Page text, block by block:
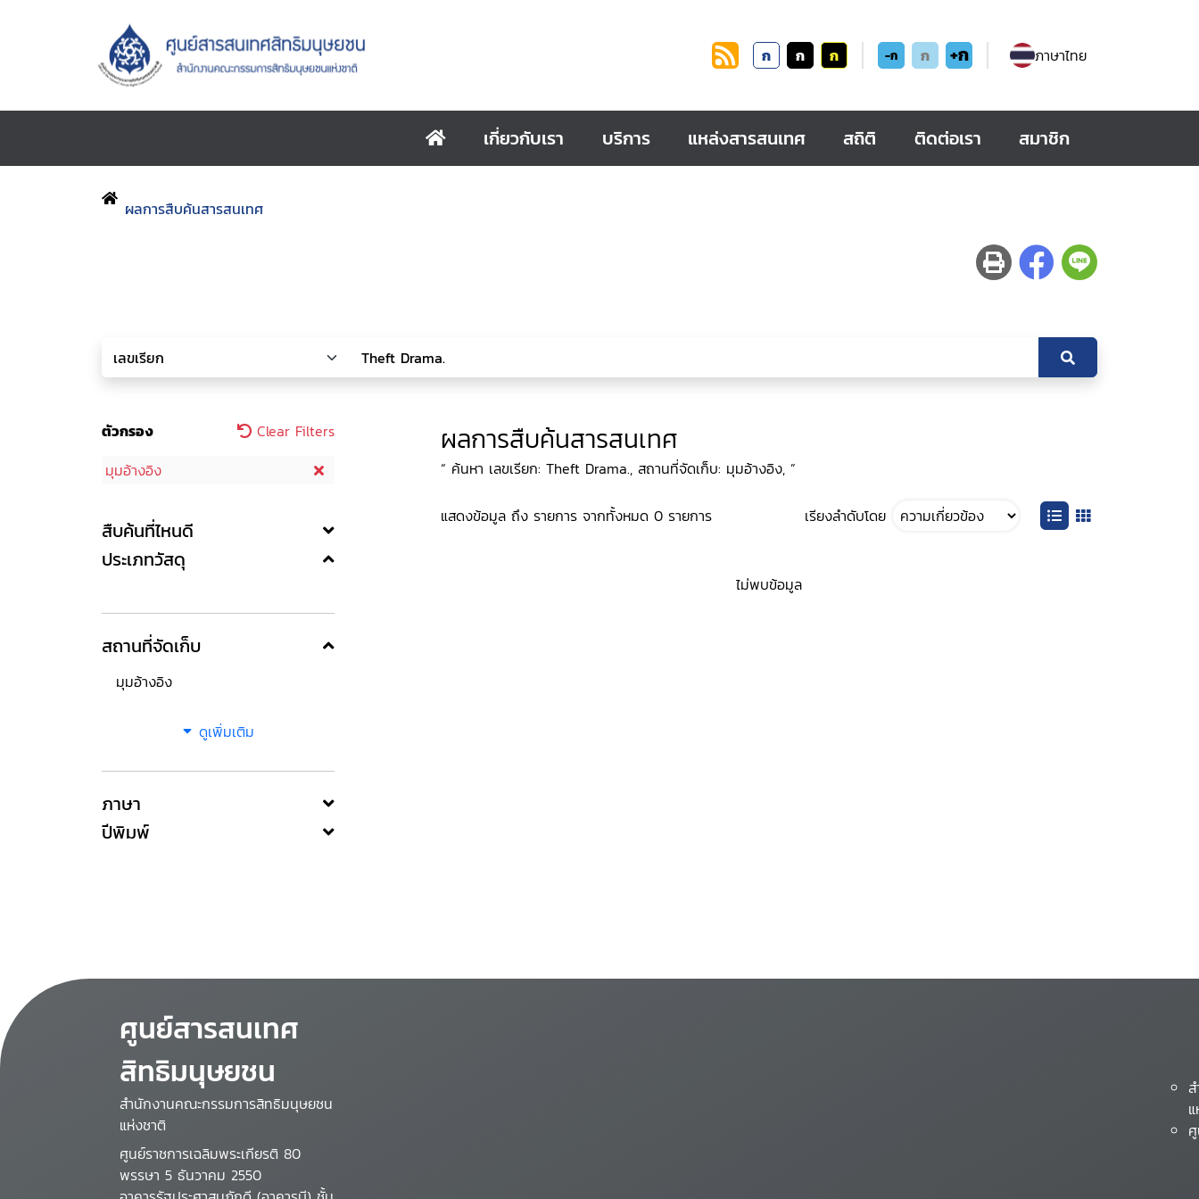
ก ก ก -ก ก +ก ภาษาไทย
เกี่ยวกับเรา บริการ แหล่งสารสนเทศ สถิติ ติดต่อเรา สมาชิก
ผลการสืบค้นสารสนเทศ
ตัวกรอง
Clear Filters
มุมอ้างอิง
สืบค้นที่ไหนดี
ประเภทวัสดุ
สถานที่จัดเก็บ
มุมอ้างอิง
ดูเพิ่มเติม
ภาษา
ปีพิมพ์
ผลการสืบค้นสารสนเทศ
“ ค้นหา เลขเรียก: Theft Drama., สถานที่จัดเก็บ: มุมอ้างอิง, ”
แสดงข้อมูล ถึง รายการ จากทั้งหมด 0 รายการ เรียงลำดับโดย
ไม่พบข้อมูล
ศูนย์สารสนเทศ
สิทธิมนุษยชน
สำนักงานคณะกรรมการสิทธิมนุษยชน
แห่งชาติ
ศูนย์ราชการเฉลิมพระเกียรติ 80
พรรษา 5 ธันวาคม 2550